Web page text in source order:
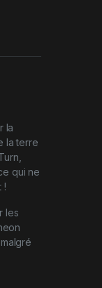
la
la terre
qui ne
!
les